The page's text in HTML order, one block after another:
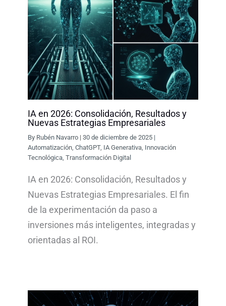
IA en 2026: Consolidación, Resultados y
Nuevas Estrategias Empresariales
By Rubén Navarro |30 de diciembre de 2025 |
Automatización ,ChatGPT, IA Generativa Innovación
Tecnológica ,Transformación Digital
IA en 2026: Consolidación, Resultados y
Nuevas Estrategias Empresariales. El fin
de la experimentación da paso a
inversiones más inteligentes, integradas y
orientadas al ROI.